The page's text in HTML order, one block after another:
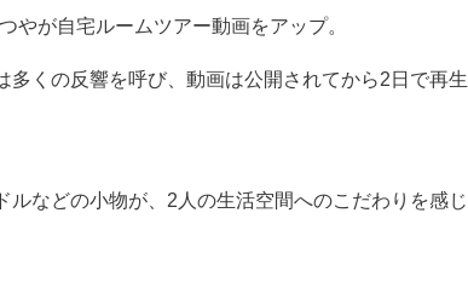
やが自宅ルームツアー動画をアップ。
くの反響を呼び、動画は公開されてから2日で再生
などの小物が、2人の生活空間へのこだわりを感じ